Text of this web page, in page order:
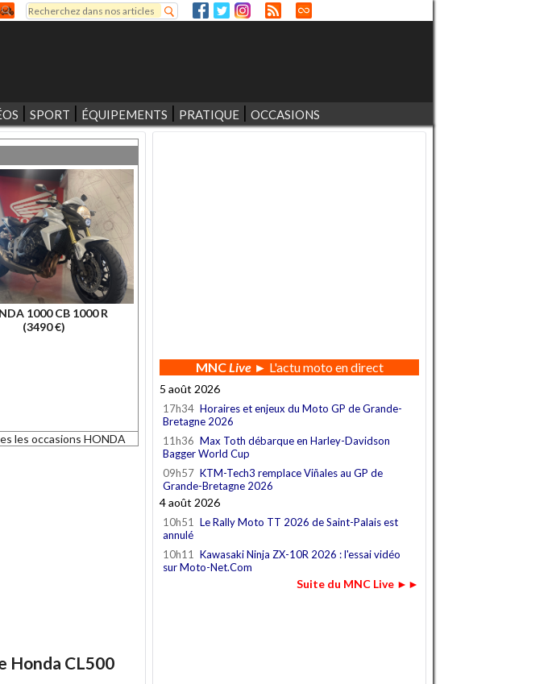
Formulaire de recherche
Rechercher
SPORT ÉQUIPEMENTS PRATIQUE OCCASIONS
1000 CB 1000 R
(3490 €)
les occasions HONDA
Honda CL500
MNCLive► L'actu moto en direct
5 août 2026
17h34 Horaires et enjeux du Moto GP de Grande-
Bretagne 2026
11h36 Max Toth débarque en Harley-Davidson
Bagger World Cup
09h57 KTM-Tech3 remplace Viñales au GP de
Grande-Bretagne 2026
4 août 2026
10h51
Le Rally Moto TT 2026 de Saint-Palais est
annulé
10h11
Kawasaki Ninja ZX-10R 2026 : l'essai vidéo
sur Moto-Net.Com
Suite du MNC Live ►►